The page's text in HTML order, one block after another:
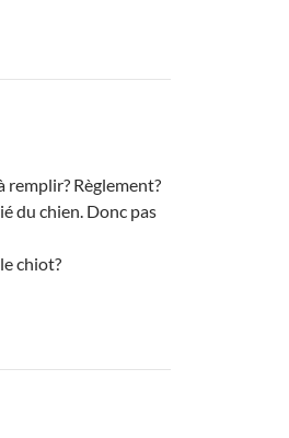
remplir? Règlement?
du chien. Donc pas
chiot?